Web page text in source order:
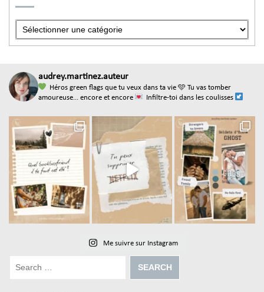
audrey.martinez.auteur
Héros green flags que tu veux dans ta vie 🩵 Tu vas tomber
amoureuse... encore et encore
Infiltre-toi dans les coulisses
Me suivre sur Instagram